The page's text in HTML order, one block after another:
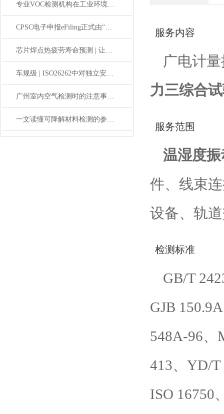
专业VOC检测机构在工业环境中的作用
CPSC电子申报eFiling正式由“自愿试点“转为“强制执行
芯片焊点热疲劳寿命预测 | 让可靠性设计更科学、更高效
车规级 | ISO26262中对独立安全要素（SEooC）的开发要求
广州室内空气检测时的注意事项，不知道的快来看看！
一文读懂可降解材料检测的参考标准
服务内容
广电计
力三综合
服务范围
温湿度
件、线束
设备、轨
检测标准
GB/T
GJB
548A-96、
413、YD/T
ISO 16750